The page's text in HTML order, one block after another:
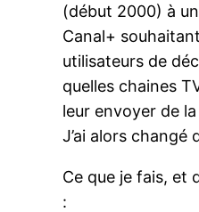
(début 2000) à
Canal+
utilisateurs de
quelles chaines
leur envoyer de
J’ai alors changé
Ce que je fais, et
: